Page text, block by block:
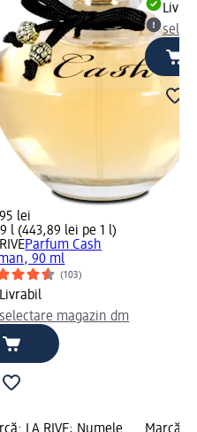
lei
l (443,89 lei pe 1 l)
Parfum Cash
90 ml
(103)
Livrabil
selectare magazin dm